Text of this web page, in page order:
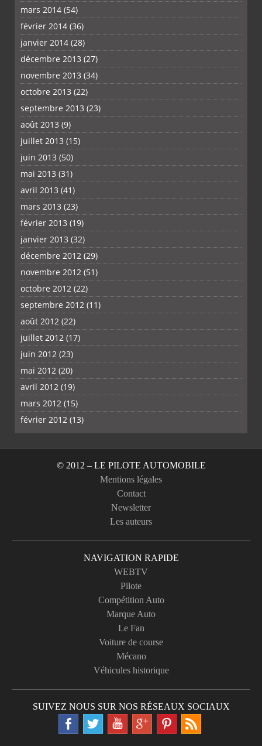
mars 2014 (54)
février 2014 (36)
janvier 2014 (28)
décembre 2013 (27)
novembre 2013 (34)
octobre 2013 (22)
septembre 2013 (23)
août 2013 (9)
juillet 2013 (15)
juin 2013 (50)
mai 2013 (31)
avril 2013 (41)
mars 2013 (23)
février 2013 (19)
janvier 2013 (32)
décembre 2012 (29)
novembre 2012 (51)
octobre 2012 (22)
septembre 2012 (11)
août 2012 (22)
juillet 2012 (17)
juin 2012 (23)
mai 2012 (20)
avril 2012 (19)
mars 2012 (15)
février 2012 (13)
© 2012 – LE PILOTE AUTOMOBILE
Mentions légales
Contact
Newsletter
Les auteurs
NAVIGATION RAPIDE
WEBTV
Pilote
Compétition Auto
Marque Auto
Le Fan
Voiture de course
Mécano
Véhicules historique
SUIVEZ NOUS SUR NOS RÉSEAUX SOCIAUX